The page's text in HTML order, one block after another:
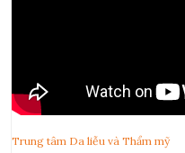
Trung tâm Da liễu và Thẩm mỹ